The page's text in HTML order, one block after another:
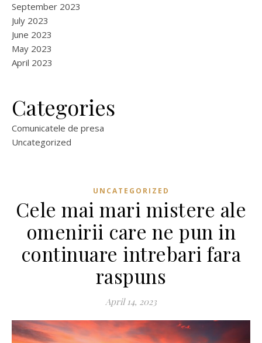
September 2023
July 2023
June 2023
May 2023
April 2023
Categories
Comunicatele de presa
Uncategorized
UNCATEGORIZED
Cele mai mari mistere ale
omenirii care ne pun in
continuare intrebari fara
raspuns
April 14, 2023